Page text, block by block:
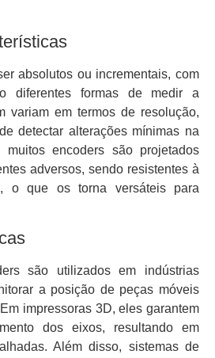
absolutos ou incrementais, com
diferentes formas de medir a
variam em termos de resolução,
detectar alterações mínimas na
muitos encoders são projetados
adversos, sendo resistentes à
o que os torna versáteis para
são utilizados em indústrias
a posição de peças móveis
impressoras 3D, eles garantem
dos eixos, resultando em
Além disso, sistemas de